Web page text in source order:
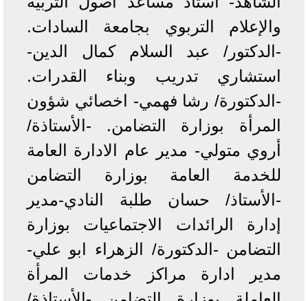
والإعلام التربوي بجامعة السادات.
-الدكتور/ عبد السلام كمال الدين-
استشاري تدريب وبناء القدرات.
-الدكتورة/ رشا فهمي- اخصائي شؤون
المرأة بوزارة التضامن. -الأستاذة/
أروي متولي- مدير عام الادارة العامة
للخدمة العامة بوزارة التضامن
-الأستاذ/ حسان طلبة النادي-مدير
إدارة الرائدات الاجتماعيات بوزارة
التضامن -الدكتورة/ الزهراء ابو علي-
مدير ادارة مراكز خدمات المرأة